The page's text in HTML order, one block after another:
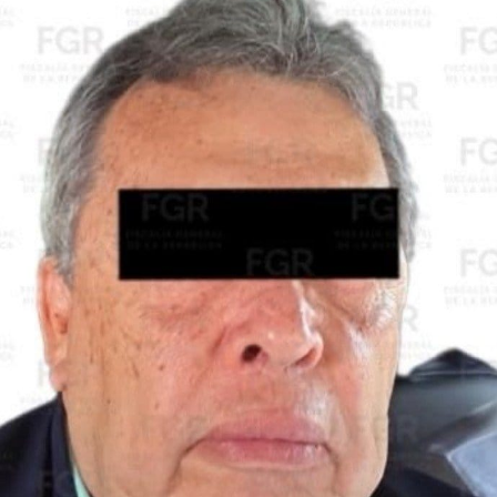
Por su parte, el senador Higinio Martínezresaltó la labor
realizada por Francisco Tenorio y garantizó a la población
que su asesinato no quedará impune.
“Claro que va a haber justicia, por eso estamos aquí, como
senadores de la República hemos estado en contacto con
el secretario general de gobierno, con el fiscal, los
diputados locales; todos vamos a exigir que pronto en
verdad se haga justicia en el caso de Paco Tenorio, se lo
ofrecemos al pueblo de Valle de Chalco a su familia y por
supuesto a su señora madre”, dijo.
El presidente municipal
fue atacado a balazos el
pasado 29 de octubre dentro de su vehículo, luego de
que un sujeto le pidiera “aventón”, cuando terminó un
recorrido en el fraccionamiento Geovillas de la Asunción,